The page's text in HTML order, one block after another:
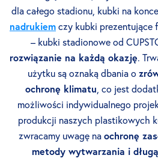
dla całego stadionu, kubki na
nadrukiem czy kubki prezentujące
– kubki stadionowe od
rozwiązanie na każdą okazję.
użytku są oznaką dbania o
ochronę klimatu, co jest
możliwości indywidualnego
produkcji naszych plastikowych
zwracamy uwagę na ochronę
metody wytwarzania i